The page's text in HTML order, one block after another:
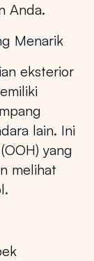
Anda.
Menarik
eksterior
lain. Ini
yang
melihat